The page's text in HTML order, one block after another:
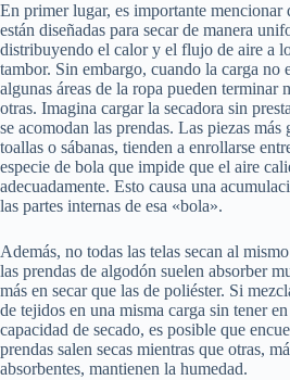
En primer lugar, es importante mencionar
están diseñadas para secar de manera
distribuyendo el calor y el flujo de aire a
tambor. Sin embargo, cuando la carga no
algunas áreas de la ropa pueden terminar
otras. Imagina cargar la secadora sin
se acomodan las prendas. Las piezas más
toallas o sábanas, tienden a enrollarse
especie de bola que impide que el aire
adecuadamente. Esto causa una
las partes internas de esa «bola».
Además, no todas las telas secan al
las prendas de algodón suelen absorber
más en secar que las de poliéster. Si
de tejidos en una misma carga sin tener
capacidad de secado, es posible que
prendas salen secas mientras que otras,
absorbentes, mantienen la humedad.